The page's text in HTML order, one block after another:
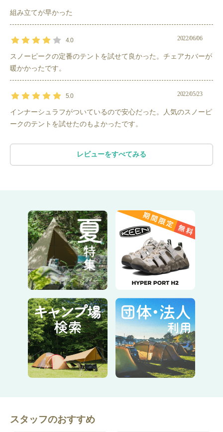
こんな方におすすめ！
・初めてのキャンプ
る方
・ご夫婦やカップルで、快適安全に
したい方。
張りやすさ
なく設営ができる親切設計。
・コンパクトなサイズのため、設営や撤収がしやすいです。
・耐久性のある組み立てやすい テント です。
・複数のベンチレーション(通気窓)により、蒸れにくいです。
インナーテント（寝室）が明るい色のため、空間が広く感じま
・春用のシュラフとフォームパッドで快眠サポート。
耐久性
・高さが抑えられたデザインにより、風に強く安心です。
耐水圧も一番低い場所で1,800と高く、悪天候でも安心です。
設営動画
動画で紹介しているテントはMサイズのモデルのものですが、設
組み立てが早かった
4.0 2022/06/06
スノーピークの定番のテントを試せて良かった。チェアカバーが
暖かかったです。
5.0 2022/05/23
インナーシュラフがついているので安心だった。人気のスノーピ
ークのテントを試せたのもよかったです。
レビューをすべてみる
スタッフのおすすめ